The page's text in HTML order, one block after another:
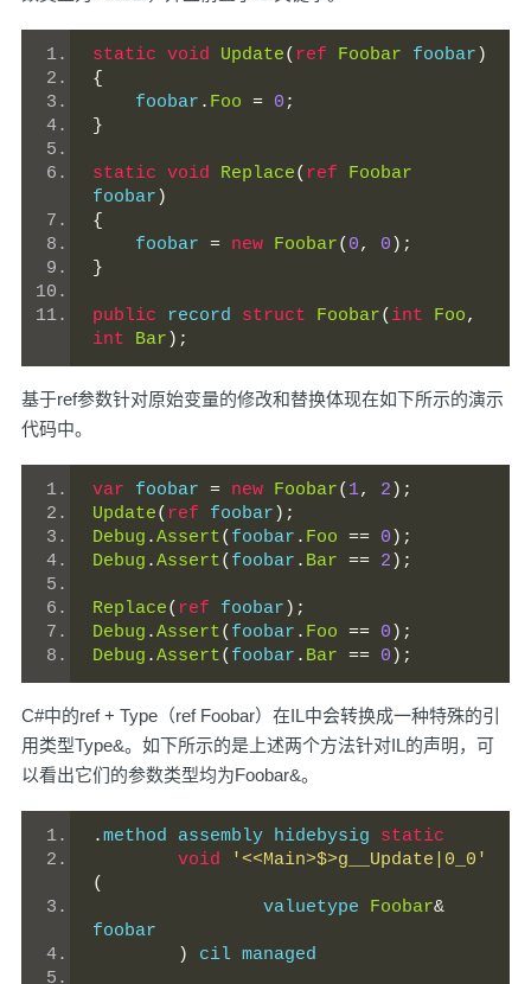
static void Update( ref Foobar foobar )
{
    foobar
. Foo = 0 ;
}
static void Replace( ref
Foobar
foobar )
{
    foobar
= new Foobar( 0, 0 );
}
public record struct Foobar( int Foo,
int
Bar );
基于ref参数针对原始变量的修改和替换体现在如下所示的演示
代码中。
var foobar = new Foobar( 1, 2 );
Update( ref foobar );
Debug .Assert( foobar . Foo == 0 );
Debug .Assert( foobar . Bar == 2 );
Replace( ref foobar );
Debug .Assert( foobar . Foo == 0 );
Debug .Assert( foobar . Bar == 0 );
C#中的ref + Type（ref Foobar）在IL中会转换成一种特殊的引
用类型Type&。如下所示的是上述两个方法针对IL的声明，可
以看出它们的参数类型均为Foobar&。
.method assembly hidebysig static
void
'<<Main>$>g__Update|0_0'
(
		valuetype
Foobar&
foobar
)
cil managed